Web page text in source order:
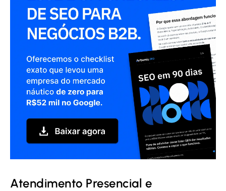
Atendimento Presencial e